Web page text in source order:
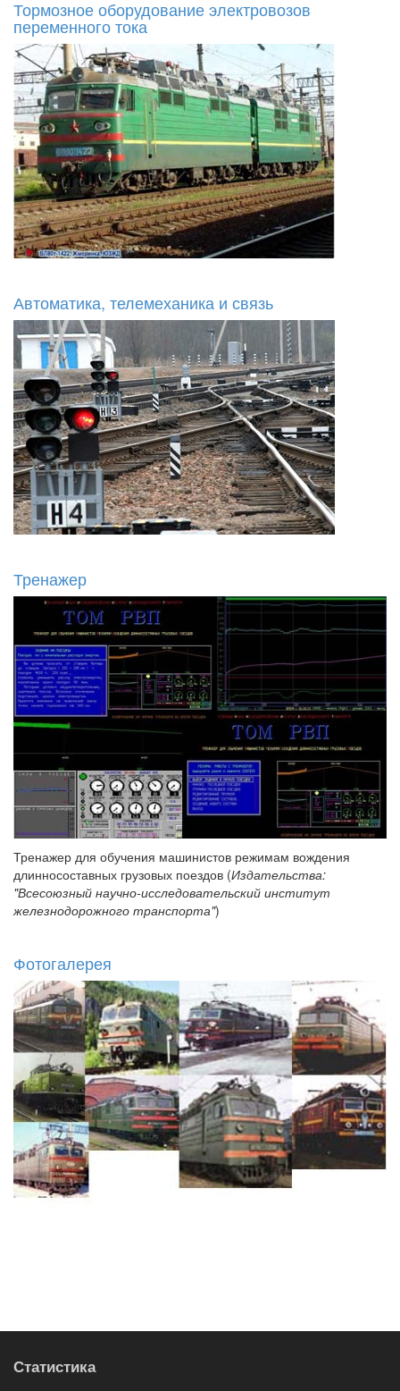
Тормозное оборудование электровозов
переменного тока
Автоматика, телемеханика и связь
Тренажер
Тренажер для обучения машинистов режимам вождения
длинносоставных грузовых поездов (Издательства:
"Всесоюзный научно-исследовательский институт
железнодорожного транспорта")
Фотогалерея
Статистика